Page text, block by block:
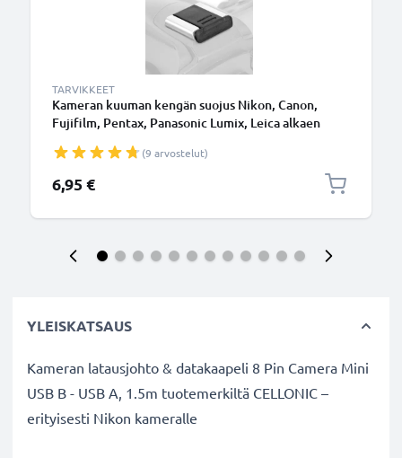
TARVIKKEET
Kameran kuuman kengän suojus Nikon, Canon,
Fujifilm, Pentax, Panasonic Lumix, Leica alkaen
(9 arvostelut)
6,95 €
YLEISKATSAUS
Kameran latausjohto & datakaapeli 8 Pin Camera Mini
USB B - USB A, 1.5m tuotemerkiltä CELLONIC –
erityisesti Nikon kameralle